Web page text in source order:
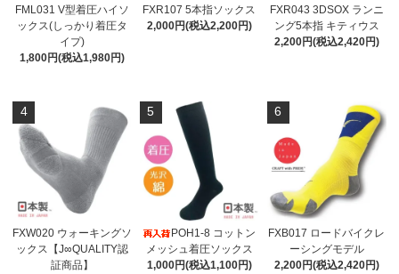
FML031 V型着圧ハイソ
ックス(しっかり着圧タ
イプ)
1,800円(税込1,980円)
FXR107 5本指ソックス
2,000円(税込2,200円)
FXR043 3DSOX ランニ
ング5本指 キティウス
2,200円(税込2,420円)
4
FXW020 ウォーキングソ
ックス【J∞QUALITY認
証商品】
5
POH1-8 コットン
メッシュ着圧ソックス
1,000円(税込1,100円)
6
FXB017 ロードバイクレ
ーシングモデル
2,200円(税込2,420円)